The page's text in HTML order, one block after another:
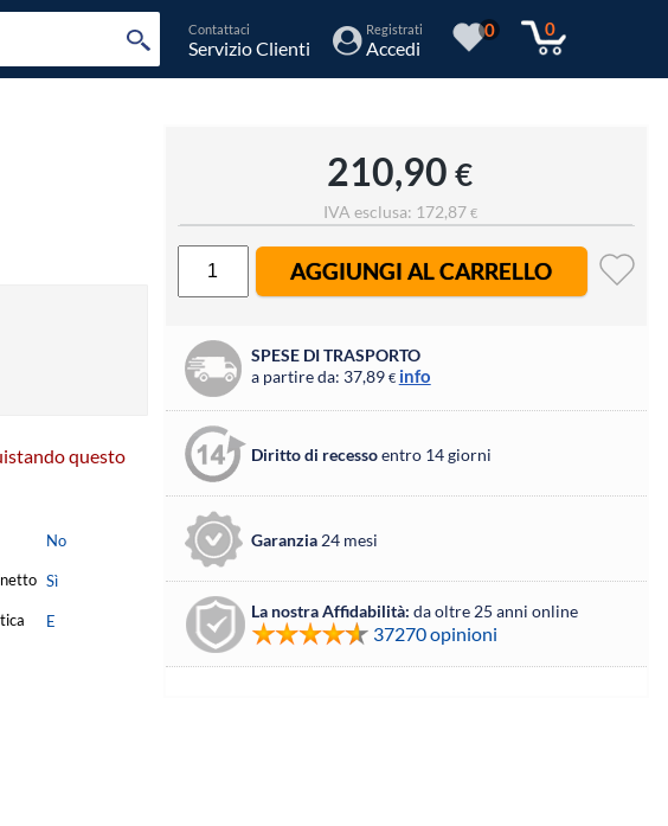
Contattaci
Servizio Clienti
Registrati
Accedi
0 0
questo
No
Sì
E
210,90€
IVA esclusa: 172,87 €
AGGIUNGI AL CARRELLO
SPESE DI TRASPORTO
a partire da: 37,89 € info
Diritto di recessoentro 14 giorni
Garanzia24 mesi
La nostra Affidabilità: da oltre 25 anni online
37270 opinioni